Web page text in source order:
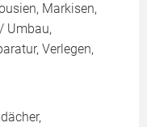
Markisen,
Umbau,
Verlegen,